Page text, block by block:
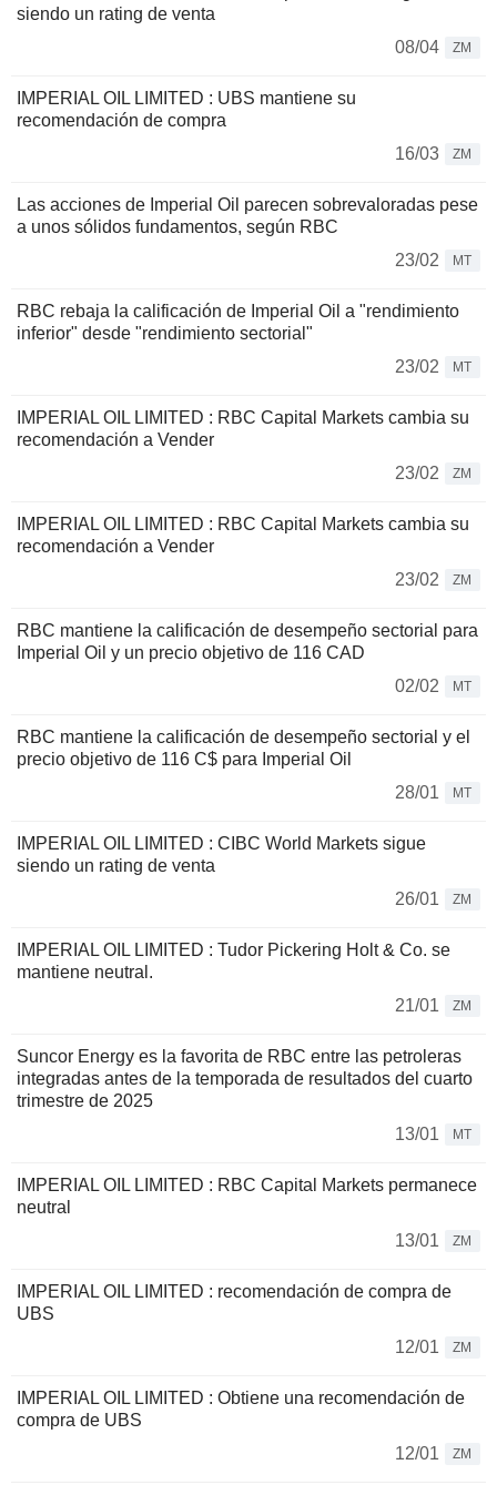
siendo un rating de venta
08/04
ZM
IMPERIAL OIL LIMITED : UBS mantiene su
recomendación de compra
16/03
ZM
Las acciones de Imperial Oil parecen sobrevaloradas pese
a unos sólidos fundamentos, según RBC
23/02
MT
RBC rebaja la calificación de Imperial Oil a "rendimiento
inferior" desde "rendimiento sectorial"
23/02
MT
IMPERIAL OIL LIMITED : RBC Capital Markets cambia su
recomendación a Vender
23/02
ZM
IMPERIAL OIL LIMITED : RBC Capital Markets cambia su
recomendación a Vender
23/02
ZM
RBC mantiene la calificación de desempeño sectorial para
Imperial Oil y un precio objetivo de 116 CAD
02/02
MT
RBC mantiene la calificación de desempeño sectorial y el
precio objetivo de 116 C$ para Imperial Oil
28/01
MT
IMPERIAL OIL LIMITED : CIBC World Markets sigue
siendo un rating de venta
26/01
ZM
IMPERIAL OIL LIMITED : Tudor Pickering Holt & Co. se
mantiene neutral.
21/01
ZM
Suncor Energy es la favorita de RBC entre las petroleras
integradas antes de la temporada de resultados del cuarto
trimestre de 2025
13/01
MT
IMPERIAL OIL LIMITED : RBC Capital Markets permanece
neutral
13/01
ZM
IMPERIAL OIL LIMITED : recomendación de compra de
UBS
12/01
ZM
IMPERIAL OIL LIMITED : Obtiene una recomendación de
compra de UBS
12/01
ZM